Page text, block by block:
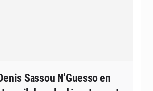
Sassou N’Guesso en